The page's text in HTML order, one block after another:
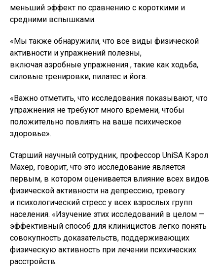
меньший эффект по сравнению с короткими и
средними вспышками.
«Мы также обнаружили, что все виды физической
активности и упражнений полезны,
включая аэробные упражнения , такие как ходьба,
силовые тренировки, пилатес и йога.
«Важно отметить, что исследования показывают, что
упражнения не требуют много времени, чтобы
положительно повлиять на ваше психическое
здоровье».
Старший научный сотрудник, профессор UniSA Кэрол
Махер, говорит, что это исследование является
первым, в котором оценивается влияние всех видов
физической активности на депрессию, тревогу
и психологический стресс у всех взрослых групп
населения. «Изучение этих исследований в целом —
эффективный способ для клиницистов легко понять
совокупность доказательств, поддерживающих
физическую активность при лечении психических
расстройств.